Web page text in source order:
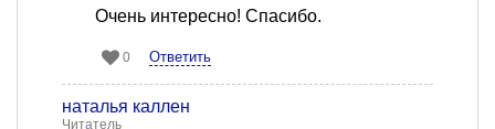
Очень интересно! Спасибо.
0 Ответить
наталья каллен
Читатель